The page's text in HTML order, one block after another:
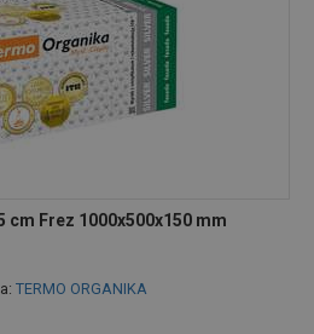
Frez 1000x500x150 mm
TERMO ORGANIKA